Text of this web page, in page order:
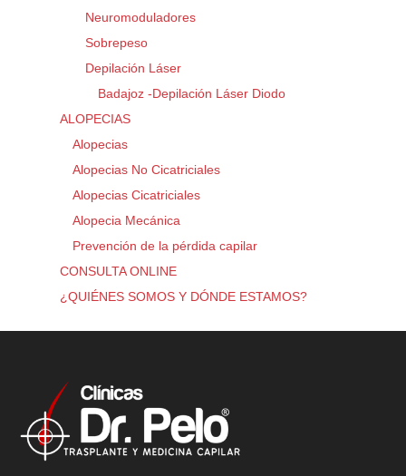
Neuromoduladores
Sobrepeso
Depilación Láser
Badajoz -Depilación Láser Diodo
ALOPECIAS
Alopecias
Alopecias No Cicatriciales
Alopecias Cicatriciales
Alopecia Mecánica
Prevención de la pérdida capilar
CONSULTA ONLINE
¿QUIÉNES SOMOS Y DÓNDE ESTAMOS?